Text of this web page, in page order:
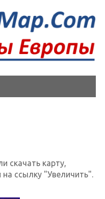
скачать карту,
ссылку "Увеличить".